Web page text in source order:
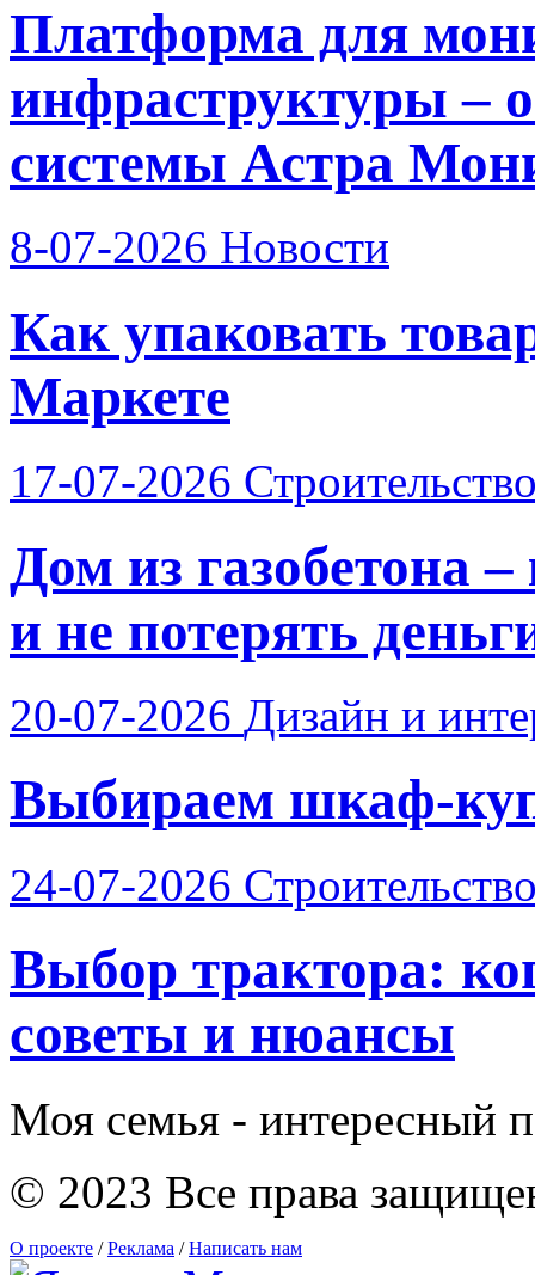
Платформа для
инфраструктуры –
системы Астра
8-07-2026 Новости
Как упаковать
Маркете
17-07-2026
Дом из газобетона
и не потерять
20-07-2026 Дизайн и
Выбираем шкаф-
24-07-2026
Выбор трактора:
советы и нюансы
Моя семья - интересный
© 2023 Все права
О проекте / Реклама / Написать нам